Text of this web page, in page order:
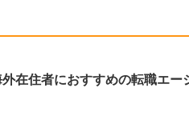
外在住者におすすめの転職エ